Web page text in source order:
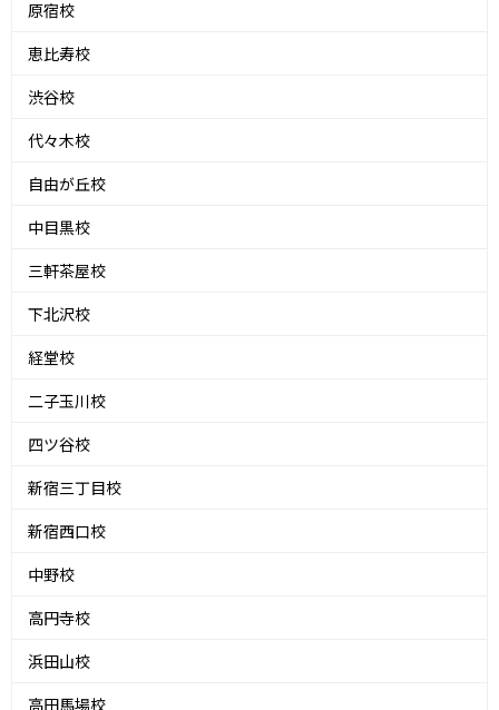
原宿校
恵比寿校
渋谷校
代々木校
自由が丘校
中目黒校
三軒茶屋校
下北沢校
経堂校
二子玉川校
四ツ谷校
新宿三丁目校
新宿西口校
中野校
高円寺校
浜田山校
高田馬場校